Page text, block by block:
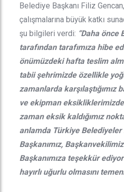
Belediye Başkanı Filiz
çalışmalarına büyük katkı
şu bilgileri verdi: “Daha önce
tarafından tarafımıza hibe
önümüzdeki hafta teslim
tabii şehrimizde özellikle
zamanlarda karşılaştığımız
ve ekipman
zaman eksik kaldığımız
anlamda Türkiye Belediyeler
Başkanımız,
Başkanımıza teşekkür
hayırlı uğurlu olmasını